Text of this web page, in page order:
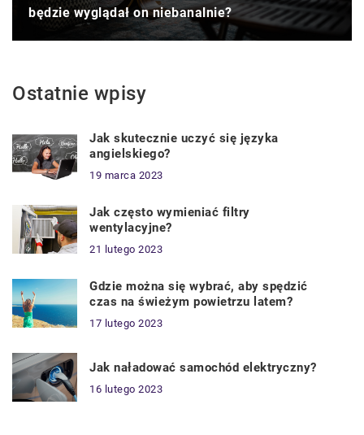
będzie wyglądał on niebanalnie?
Ostatnie wpisy
Jak skutecznie uczyć się języka
angielskiego?
19 marca 2023
Jak często wymieniać filtry
wentylacyjne?
21 lutego 2023
Gdzie można się wybrać, aby spędzić
czas na świeżym powietrzu latem?
17 lutego 2023
Jak naładować samochód elektryczny?
16 lutego 2023